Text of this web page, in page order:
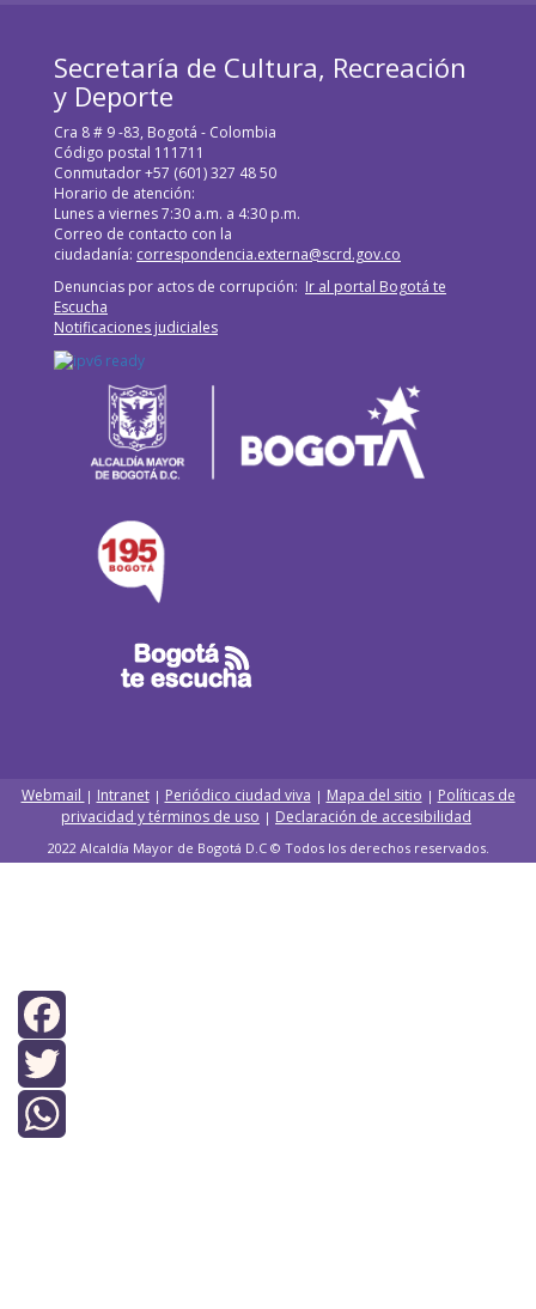
Facebook
Twitter
Secretaría de Cultura, Recreación
y Deporte
Cra 8 # 9 -83, Bogotá - Colombia
Código postal 111711
Conmutador +57 (601) 327 48 50
Horario de atención:
Lunes a viernes 7:30 a.m. a 4:30 p.m.
Correo de contacto con la
ciudadanía: correspondencia.externa@scrd.gov.co
Denuncias por actos de corrupción: Ir al portal Bogotá te
Escucha
Notificaciones judiciales
Webmail | Intranet| Periódico ciudad viva | Mapa del sitio | Políticas de
privacidad y términos de uso | Declaración de accesibilidad
2022 Alcaldía Mayor de Bogotá D.C © Todos los derechos reservados.